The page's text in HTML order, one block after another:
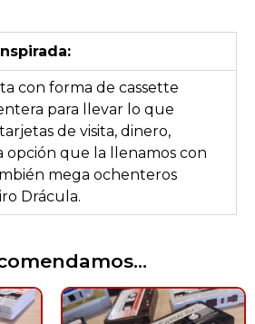
con forma de cassette
para llevar lo que
de visita, dinero,
opción que la llenamos con
mega ochenteros
Drácula.